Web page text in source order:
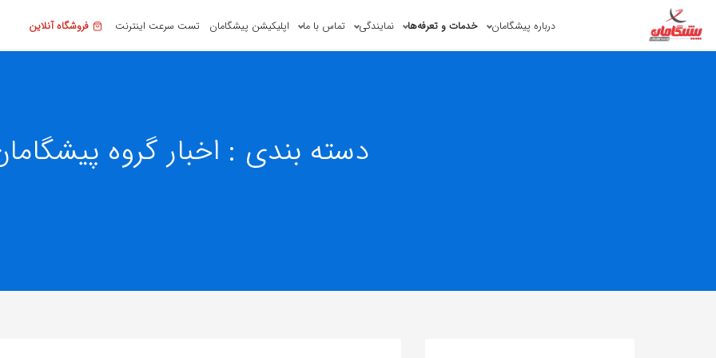
درباره پیشگامان خدمات و تعرفه‌ها نمایندگی تماس با ما اپلیکیشن پیشگامان فروشگاه آنلاین تست سرعت اینترنت
دسته بندی : اخبار گروه